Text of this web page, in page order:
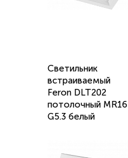
Светильник
встраиваемый
Feron DLT202
потолочный MR16
G5.3 белый